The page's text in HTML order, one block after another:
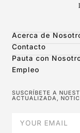
Acerca de
Contacto
Pauta con
Empleo
SUSCRÍBETE A
ACTUALIZADA,